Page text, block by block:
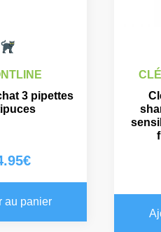
3 pipettes
€
au panier